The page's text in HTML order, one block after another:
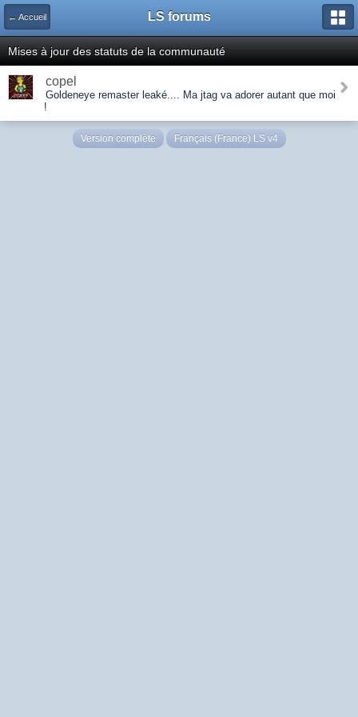
← Accueil LS forums
Mises à jour des statuts de la communauté
copel
Goldeneye remaster leaké.... Ma jtag va adorer autant que moi
!
Version complète Français (France) LS v4